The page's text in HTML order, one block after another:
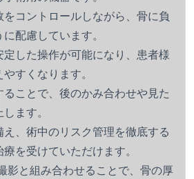
コントロールしながら、骨に負
配慮しています。
した操作が可能になり、患者様
すくなります。
ことで、後のかみ合わせや見た
ます。
、術中のリスク管理を徹底する
を受けていただけます。
影と組み合わせることで、骨の厚